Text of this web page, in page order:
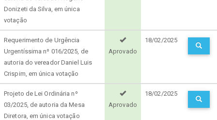
Donizeti da Silva, em única
votação
Requerimento de Urgência
Urgentíssima nº 016/2025, de
autoria do vereador Daniel Luis
Crispim, em única votação
Aprovado
18/02/2025
Projeto de Lei Ordinária nº
03/2025, de autoria da Mesa
Diretora, em única votação
Aprovado
18/02/2025